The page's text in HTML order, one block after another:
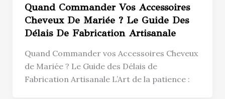
Quand Commander Vos Accessoires
Cheveux De Mariée ? Le Guide Des
Délais De Fabrication Artisanale
Quand Commander vos Accessoires Cheveux
de Mariée ? Le Guide des Délais de
Fabrication Artisanale L’Art de la patience :